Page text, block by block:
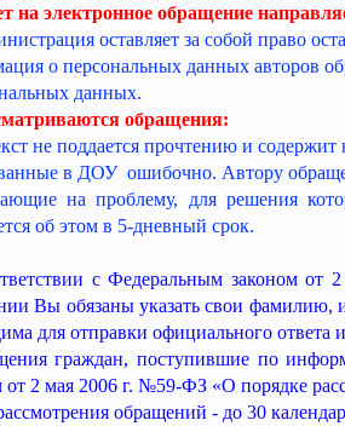
на электронное обращение
оставляет за собой право
о персональных данных авторов
данных.
обращения:
не поддается прочтению и
в ДОУ ошибочно. Автору
на проблему, для решения
об этом в 5-дневный срок.
с Федеральным законом
Вы обязаны указать свои фамилию,
для отправки официального ответа
граждан, поступившие по
от 2 мая 2006 г. №59-ФЗ «О порядке
обращений - до 30